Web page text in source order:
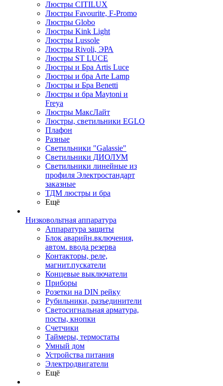
Люстры CITILUX
Люстры Favourite, F-Promo
Люстры Globo
Люстры Kink Light
Люстры Lussole
Люстры Rivoli, ЭРА
Люстры ST LUCE
Люстры и Бра Artis Luce
Люстры и бра Arte Lamp
Люстры и Бра Benetti
Люстры и бра Maytoni и
Freya
Люстры МаксЛайт
Люстры, светильники EGLO
Плафон
Разные
Светильники "Galassie"
Светильники ДИОЛУМ
Светильники линейные из
профиля Электростандарт
заказные
ТДМ люстры и бра
Ещё
Низковольтная аппаратура
Аппаратура защиты
Блок аварийн.включения,
автом. ввода резерва
Контакторы, реле,
магнит.пускатели
Концевые выключатели
Приборы
Розетки на DIN рейку
Рубильники, разъединители
Светосигнальная арматура,
посты, кнопки
Счетчики
Таймеры, термостаты
Умный дом
Устройства питания
Электродвигатели
Ещё